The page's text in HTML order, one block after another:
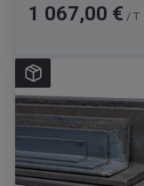
Cena
1 067,00 € / T